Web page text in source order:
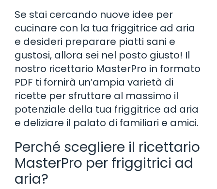
Se stai cercando nuove idee per
cucinare con la tua friggitrice ad aria
e desideri preparare piatti sani e
gustosi, allora sei nel posto giusto! Il
nostro ricettario MasterPro in formato
PDF ti fornirà un’ampia varietà di
ricette per sfruttare al massimo il
potenziale della tua friggitrice ad aria
e deliziare il palato di familiari e amici.
Perché scegliere il ricettario
MasterPro per friggitrici ad
aria?